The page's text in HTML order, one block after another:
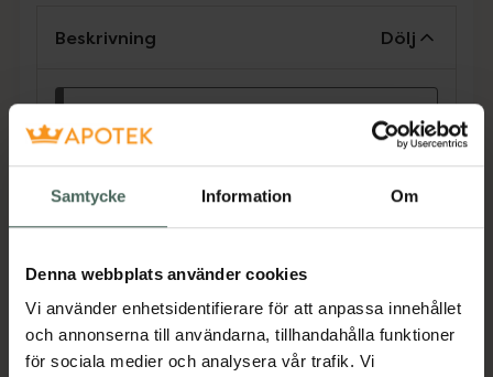
Samtycke Information Om
Denna webbplats använder cookies
Vi använder enhetsidentifierare för att anpassa innehållet
och annonserna till användarna, tillhandahålla funktioner
för sociala medier och analysera vår trafik. Vi
Beskrivning Dölj
bipacksedeln innan användning.
antihistamin som förebygger och häver
illamående och kräkningar vid åksjuka (t.ex.
bil-, buss-, flyg- och sjösjuka).
Jämförpris 10,90 kr/st